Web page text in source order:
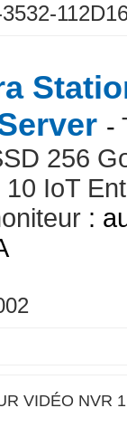
-
256
IoT
:
VIDÉO NVR